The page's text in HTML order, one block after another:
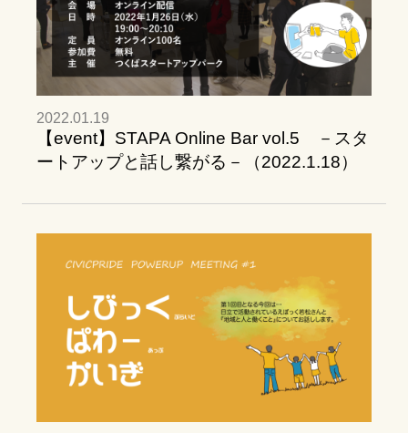
2022.01.19
【event】STAPA Online Bar vol.5 －スタ
ートアップと話し繋がる－（2022.1.18）